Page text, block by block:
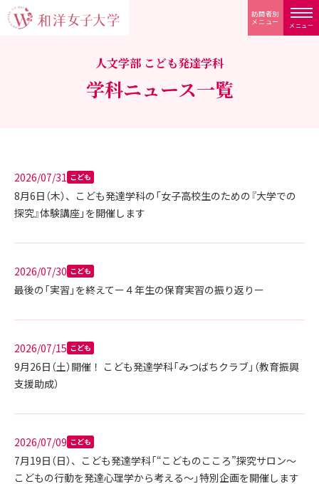
メニュー
訪問者別
メニュー
人文学部 こども発達学科
学科ニュース一覧
2026/07/31 こども
8月6日（木）、こども発達学科の「女子高校生のための『大学での
探究』体験講座」を開催します
2026/07/30 こども
最後の「実習」を終えてー４年生の保育実習の振り返りー
2026/07/15 こども
9月26日（土）開催！ こども発達学科「みつばちクラブ」（教育振興
支援助成）
2026/07/09 こども
7月19日（日）、こども発達学科「“こどものこころ”探究サロン～
こどもの行動を発達心理学から考える～」特別企画を開催します